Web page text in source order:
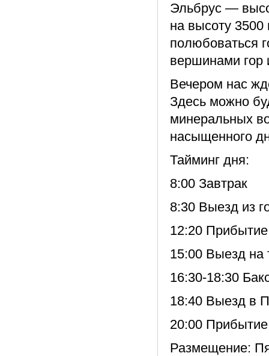
Эльбрус —
на высоту
полюбоваться
вершинами гор
Вечером нас
Здесь можно
минеральных
насыщенного
Тайминг дня:
8:00 Завтрак
8:30 Выезд из
12:20
15:00 Выезд на
16:30-18:30
18:40 Выезд в
20:00 Прибытие
Размещение: